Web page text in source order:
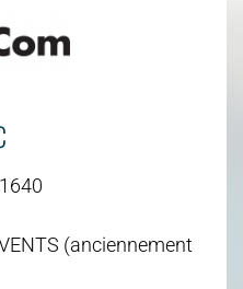
(anciennement